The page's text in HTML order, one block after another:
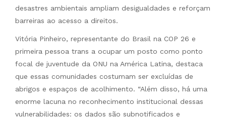
desastres ambientais ampliam desigualdades e reforçam
barreiras ao acesso a direitos.
Vitória Pinheiro, representante do Brasil na COP 26 e
primeira pessoa trans a ocupar um posto como ponto
focal de juventude da ONU na América Latina, destaca
que essas comunidades costumam ser excluídas de
abrigos e espaços de acolhimento. “Além disso, há uma
enorme lacuna no reconhecimento institucional dessas
vulnerabilidades: os dados são subnotificados e